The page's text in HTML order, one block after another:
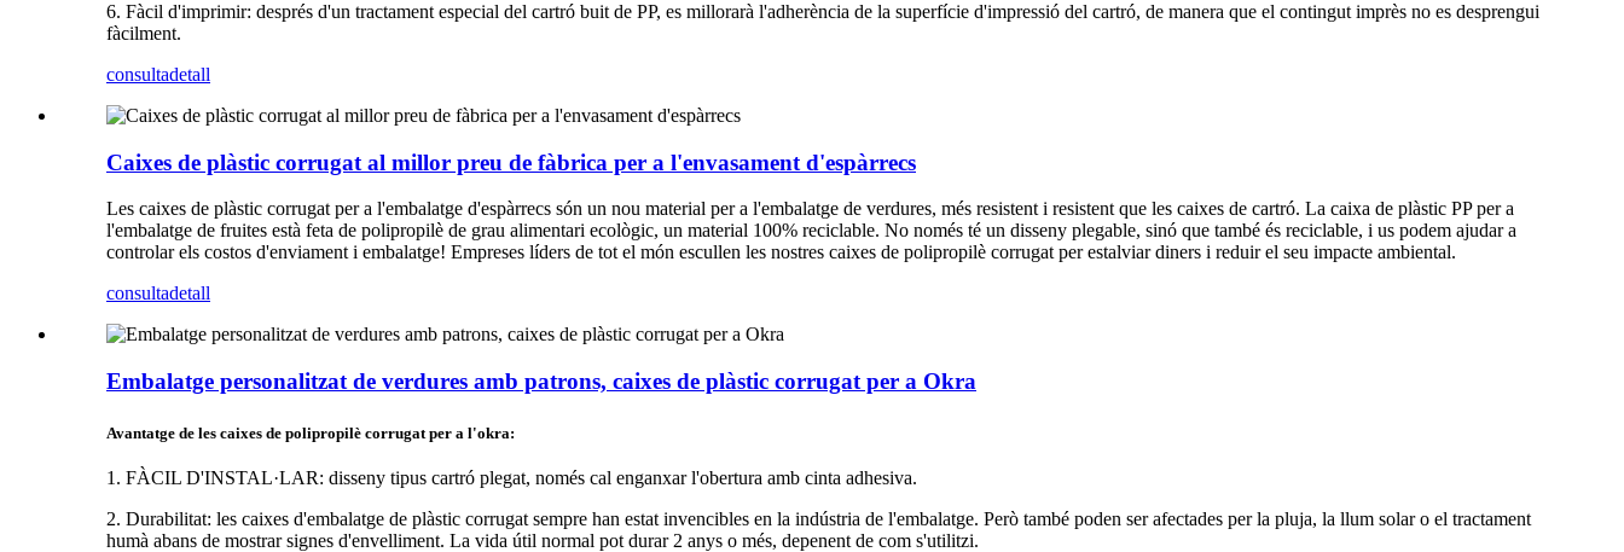
6. Fàcil d'imprimir: després d'un tractament especial del cartró buit de PP, es millorarà l'adherència de la superfície d'impressió del cartró, de manera que el contingut imprès no es desprengui
fàcilment.
consultadetall
Caixes de plàstic corrugat al millor preu de fàbrica per a l'envasament d'espàrrecs
Les caixes de plàstic corrugat per a l'embalatge d'espàrrecs són un nou material per a l'embalatge de verdures, més resistent i resistent que les caixes de cartró. La caixa de plàstic PP per a
l'embalatge de fruites està feta de polipropilè de grau alimentari ecològic, un material 100% reciclable. No només té un disseny plegable, sinó que també és reciclable, i us podem ajudar a
controlar els costos d'enviament i embalatge! Empreses líders de tot el món escullen les nostres caixes de polipropilè corrugat per estalviar diners i reduir el seu impacte ambiental.
consultadetall
Embalatge personalitzat de verdures amb patrons, caixes de plàstic corrugat per a Okra
Avantatge de les caixes de polipropilè corrugat per a l'okra:
1. FÀCIL D'INSTAL·LAR: disseny tipus cartró plegat, només cal enganxar l'obertura amb cinta adhesiva.
2. Durabilitat: les caixes d'embalatge de plàstic corrugat sempre han estat invencibles en la indústria de l'embalatge. Però també poden ser afectades per la pluja, la llum solar o el tractament
humà abans de mostrar signes d'envelliment. La vida útil normal pot durar 2 anys o més, depenent de com s'utilitzi.